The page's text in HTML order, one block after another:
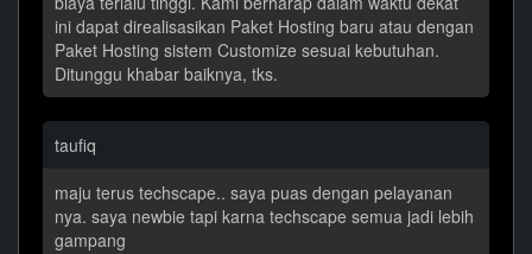
ini dapat direalisasikan Paket Hosting baru atau dengan
Paket Hosting sistem Customize sesuai kebutuhan.
Ditunggu khabar baiknya, tks.
taufiq
maju terus techscape.. saya puas dengan pelayanan
nya. saya newbie tapi karna techscape semua jadi lebih
gampang